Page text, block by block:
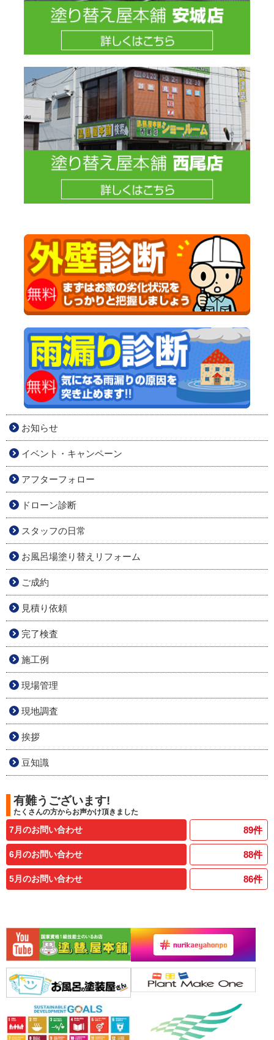
お知らせ
イベント・キャンペーン
アフターフォロー
ドローン診断
スタッフの日常
お風呂場塗り替えリフォーム
ご成約
見積り依頼
完了検査
施工例
現場管理
現地調査
挨拶
豆知識
有難うございます!
たくさんの方からお声かけ頂きました
7月のお問い合わせ 89件
6月のお問い合わせ 88件
5月のお問い合わせ 86件